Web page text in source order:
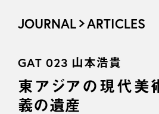
JOURNAL ARTICLES
GAT 023 山本浩貴
東アジアの現代美
義の遺産